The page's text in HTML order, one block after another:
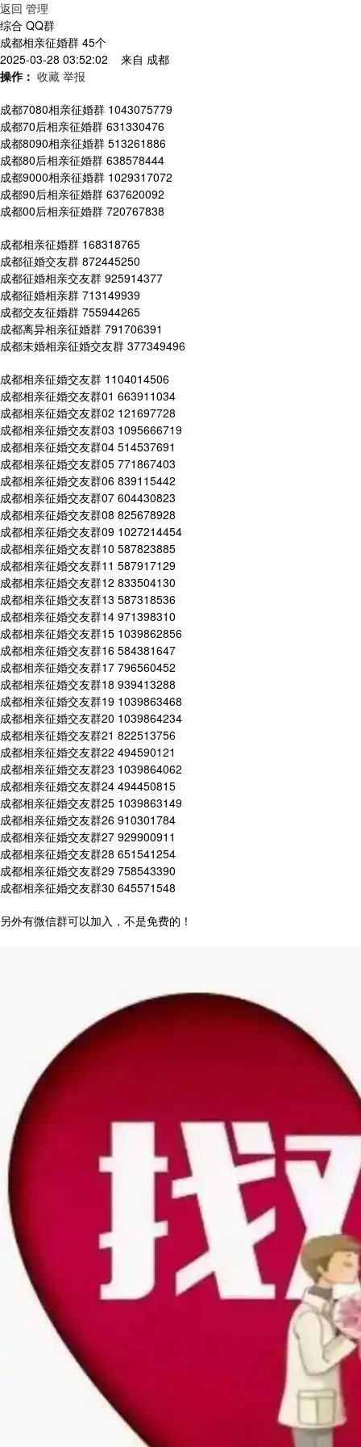
返回 管理
综合 QQ群
成都相亲征婚群 45个
2025-03-28 03:52:02 来自 成都
操作： 收藏 举报
成都7080相亲征婚群 1043075779
成都70后相亲征婚群 631330476
成都8090相亲征婚群 513261886
成都80后相亲征婚群 638578444
成都9000相亲征婚群 1029317072
成都90后相亲征婚群 637620092
成都00后相亲征婚群 720767838
成都相亲征婚群 168318765
成都征婚交友群 872445250
成都征婚相亲交友群 925914377
成都征婚相亲群 713149939
成都交友征婚群 755944265
成都离异相亲征婚群 791706391
成都未婚相亲征婚交友群 377349496
成都相亲征婚交友群 1104014506
成都相亲征婚交友群01 663911034
成都相亲征婚交友群02 121697728
成都相亲征婚交友群03 1095666719
成都相亲征婚交友群04 514537691
成都相亲征婚交友群05 771867403
成都相亲征婚交友群06 839115442
成都相亲征婚交友群07 604430823
成都相亲征婚交友群08 825678928
成都相亲征婚交友群09 1027214454
成都相亲征婚交友群10 587823885
成都相亲征婚交友群11 587917129
成都相亲征婚交友群12 833504130
成都相亲征婚交友群13 587318536
成都相亲征婚交友群14 971398310
成都相亲征婚交友群15 1039862856
成都相亲征婚交友群16 584381647
成都相亲征婚交友群17 796560452
成都相亲征婚交友群18 939413288
成都相亲征婚交友群19 1039863468
成都相亲征婚交友群20 1039864234
成都相亲征婚交友群21 822513756
成都相亲征婚交友群22 494590121
成都相亲征婚交友群23 1039864062
成都相亲征婚交友群24 494450815
成都相亲征婚交友群25 1039863149
成都相亲征婚交友群26 910301784
成都相亲征婚交友群27 929900911
成都相亲征婚交友群28 651541254
成都相亲征婚交友群29 758543390
成都相亲征婚交友群30 645571548
另外有微信群可以加入，不是免费的！